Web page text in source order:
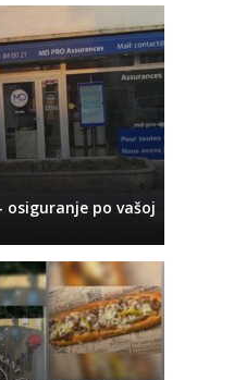
– osiguranje po vašoj